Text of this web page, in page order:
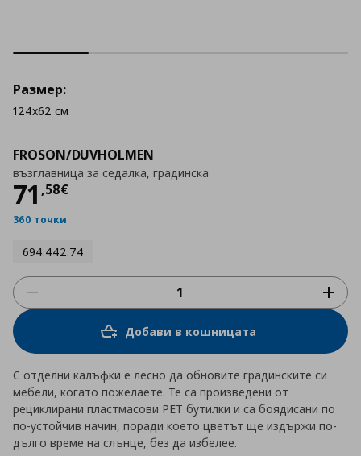
FROSON/DUVHOLMEN
възглавница за седалка, градинска
71 ,58€
Цена
360 точки
694.442.74
Размер:
124x62 см
Добави в кошницата
С отделни калъфки е лесно да обновите градинските си
мебели, когато пожелаете. Те са произведени от
рециклирани пластмасови РЕТ бутилки и са боядисани по
по-устойчив начин, поради което цветът ще издържи по-
дълго време на слънце, без да избелее.